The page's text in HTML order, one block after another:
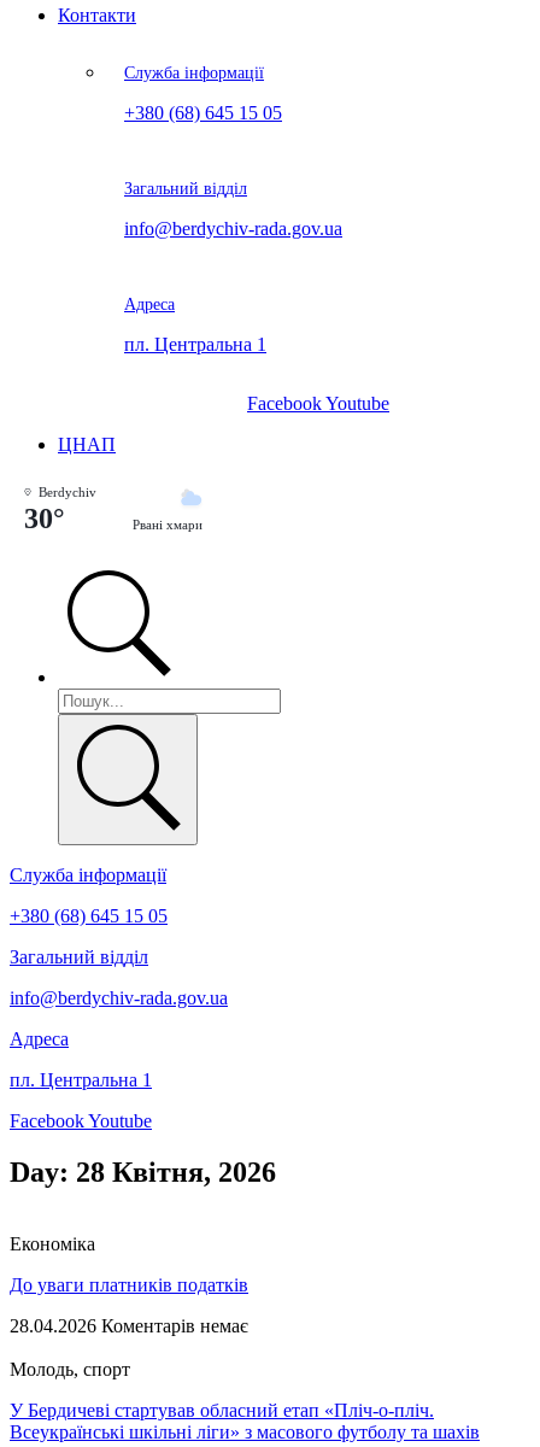
Контакти
Служба інформації
+380 (68) 645 15 05
Загальний відділ
info@berdychiv-rada.gov.ua
Адреса
пл. Центральна 1
FacebookYoutube
ЦНАП
Berdychiv
30° Рвані хмари
Служба інформації
+380 (68) 645 15 05
Загальний відділ
info@berdychiv-rada.gov.ua
Адреса
пл. Центральна 1
FacebookYoutube
Day: 28 Квітня, 2026
Економіка
До уваги платників податків
28.04.2026 Коментарів немає
Молодь, спорт
У Бердичеві стартував обласний етап «Пліч-о-пліч.
Всеукраїнські шкільні ліги» з масового футболу та шахів